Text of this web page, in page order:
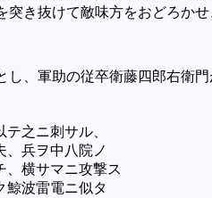
き抜けて敵味方をおどろか
、軍助の従卒衛藤四郎右衛
之ニ刺サル、
兵ヲ中八院ノ
横サマニ攻撃ス
鯨波雷電ニ似タ